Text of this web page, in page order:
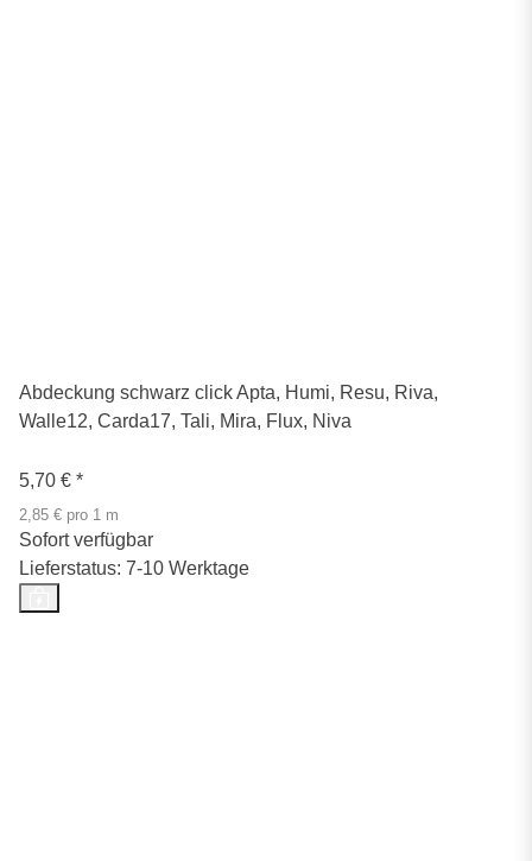
Abdeckung schwarz click Apta, Humi, Resu, Riva,
Walle12, Carda17, Tali, Mira, Flux, Niva
5,70 € *
2,85 € pro 1 m
Sofort verfügbar
Lieferstatus: 7-10 Werktage